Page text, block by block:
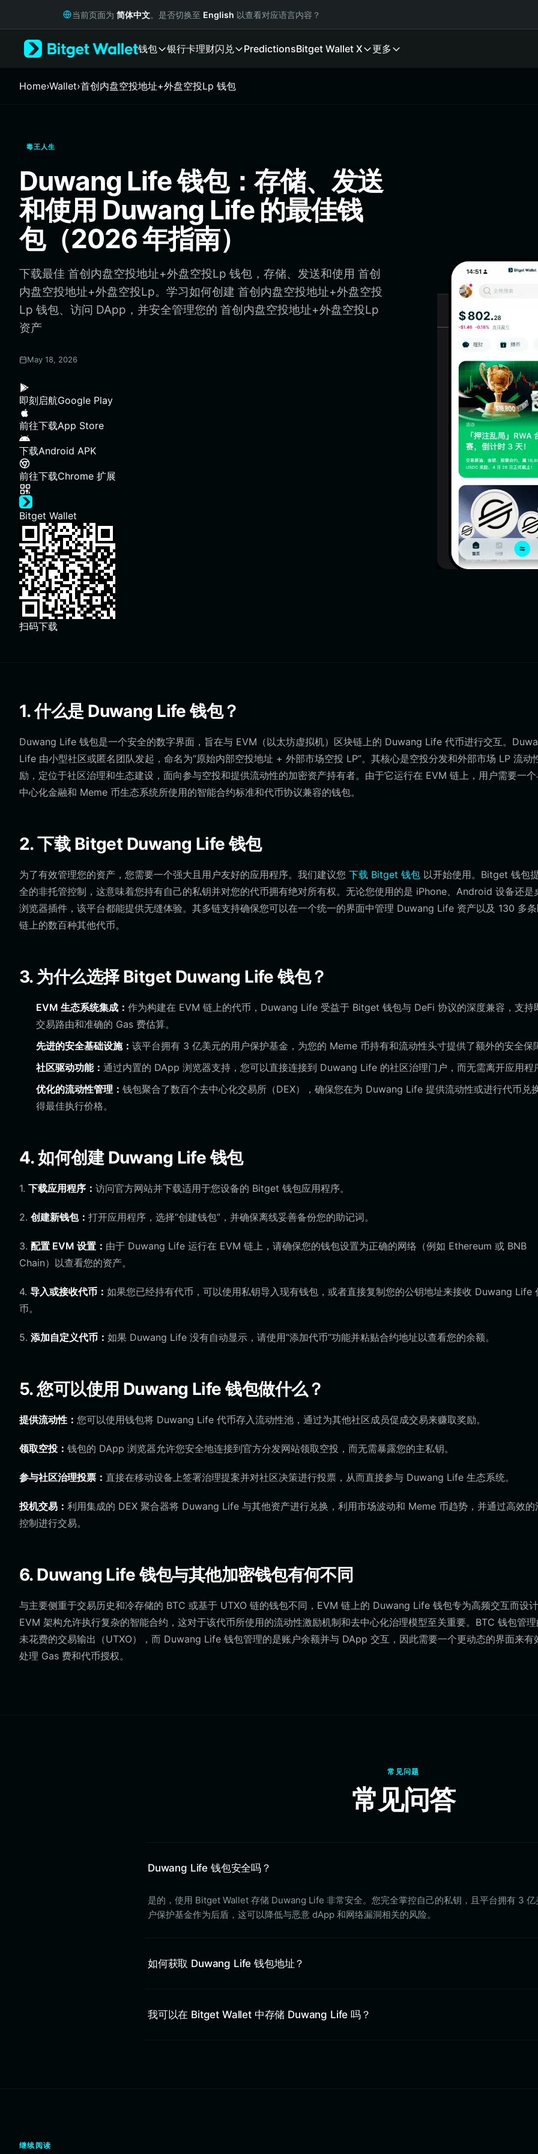
Русский
Italiano
繁體中文
Bahasa Indonesia
ภาษาไทย
Español
Português (Brasil)
Español (Argentina)
当前页面为 简体中文。是否切换至 English 以查看对应语言内容？
钱包 银行卡理财闪兑 PredictionsBitget Wallet X 更多
Home›Wallet›首创内盘空投地址+外盘空投Lp 钱包
毒王人生
Duwang Life 钱包：存储、发送
和使用 Duwang Life 的最佳钱
包（2026 年指南）
下载最佳 首创内盘空投地址+外盘空投Lp 钱包，存储、发送和使用 首创
内盘空投地址+外盘空投Lp。学习如何创建 首创内盘空投地址+外盘空投
Lp 钱包、访问 DApp，并安全管理您的 首创内盘空投地址+外盘空投Lp
资产
May 18, 2026
即刻启航Google Play
前往下载App Store
下载Android APK
前往下载Chrome 扩展
Bitget Wallet
扫码下载
1. 什么是 Duwang Life 钱包？
Duwang Life 钱包是一个安全的数字界面，旨在与 EVM（以太坊虚拟机）区块链上的 Duwang Life 代币进行交互。
Life 由小型社区或匿名团队发起，命名为“原始内部空投地址 + 外部市场空投 LP”。其核心是空投分发和外部市场 LP 流动
励，定位于社区治理和生态建设，面向参与空投和提供流动性的加密资产持有者。由于它运行在 EVM 链上，用户需要一
中心化金融和 Meme 币生态系统所使用的智能合约标准和代币协议兼容的钱包。
2. 下载 Bitget Duwang Life 钱包
为了有效管理您的资产，您需要一个强大且用户友好的应用程序。我们建议您 下载 Bitget 钱包 以开始使用。Bitget 钱包
全的非托管控制，这意味着您持有自己的私钥并对您的代币拥有绝对所有权。无论您使用的是 iPhone、Android 设备还是
浏览器插件，该平台都能提供无缝体验。其多链支持确保您可以在一个统一的界面中管理 Duwang Life 资产以及 130 多
链上的数百种其他代币。
3. 为什么选择 Bitget Duwang Life 钱包？
EVM 生态系统集成： 作为构建在 EVM 链上的代币，Duwang Life 受益于 Bitget 钱包与 DeFi 协议的深度兼容，支持
交易路由和准确的 Gas 费估算。
先进的安全基础设施： 该平台拥有 3 亿美元的用户保护基金，为您的 Meme 币持有和流动性头寸提供了额外的安全保
社区驱动功能： 通过内置的 DApp 浏览器支持，您可以直接连接到 Duwang Life 的社区治理门户，而无需离开应用程
优化的流动性管理： 钱包聚合了数百个去中心化交易所（DEX），确保您在为 Duwang Life 提供流动性或进行代币兑
得最佳执行价格。
4. 如何创建 Duwang Life 钱包
1. 下载应用程序： 访问官方网站并下载适用于您设备的 Bitget 钱包应用程序。
2. 创建新钱包： 打开应用程序，选择“创建钱包”，并确保离线妥善备份您的助记词。
3. 配置 EVM 设置： 由于 Duwang Life 运行在 EVM 链上，请确保您的钱包设置为正确的网络（例如 Ethereum 或 BNB
Chain）以查看您的资产。
4. 导入或接收代币： 如果您已经持有代币，可以使用私钥导入现有钱包，或者直接复制您的公钥地址来接收 Duwang Life
币。
5. 添加自定义代币： 如果 Duwang Life 没有自动显示，请使用“添加代币”功能并粘贴合约地址以查看您的余额。
5. 您可以使用 Duwang Life 钱包做什么？
提供流动性： 您可以使用钱包将 Duwang Life 代币存入流动性池，通过为其他社区成员促成交易来赚取奖励。
领取空投： 钱包的 DApp 浏览器允许您安全地连接到官方分发网站领取空投，而无需暴露您的主私钥。
参与社区治理投票： 直接在移动设备上签署治理提案并对社区决策进行投票，从而直接参与 Duwang Life 生态系统。
投机交易： 利用集成的 DEX 聚合器将 Duwang Life 与其他资产进行兑换，利用市场波动和 Meme 币趋势，并通过高效的
控制进行交易。
6. Duwang Life 钱包与其他加密钱包有何不同
与主要侧重于交易历史和冷存储的 BTC 或基于 UTXO 链的钱包不同，EVM 链上的 Duwang Life 钱包专为高频交互而设计
EVM 架构允许执行复杂的智能合约，这对于该代币所使用的流动性激励机制和去中心化治理模型至关重要。BTC 钱包管理
未花费的交易输出（UTXO），而 Duwang Life 钱包管理的是账户余额并与 DApp 交互，因此需要一个更动态的界面来有
处理 Gas 费和代币授权。
常见问题
常见问答
Duwang Life 钱包安全吗？
是的，使用 Bitget Wallet 存储 Duwang Life 非常安全。您完全掌控自己的私钥，且平台拥有 3 亿
户保护基金作为后盾，这可以降低与恶意 dApp 和网络漏洞相关的风险。
如何获取 Duwang Life 钱包地址？
我可以在 Bitget Wallet 中存储 Duwang Life 吗？
继续阅读